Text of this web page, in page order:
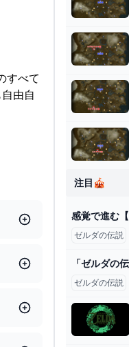
すべて
由自
注目🎪
ゼルダの伝説
ゼルダの伝説